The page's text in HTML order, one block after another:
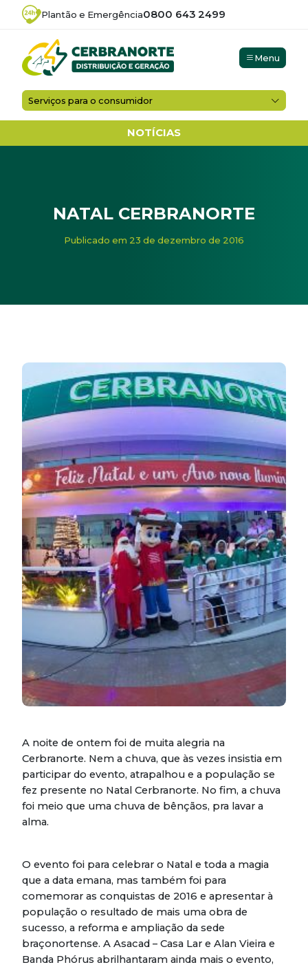
Plantão e Emergência0800 643 2499
Menu
Serviços para o consumidor
NOTÍCIAS
NATAL CERBRANORTE
Noticias / NATAL CERBRANORTE
Publicado em 23 de dezembro de 2016
A noite de ontem foi de muita alegria na
Cerbranorte. Nem a chuva, que às vezes insistia em
participar do evento, atrapalhou e a população se
fez presente no Natal Cerbranorte. No fim, a chuva
foi meio que uma chuva de bênçãos, pra lavar a
alma.
O evento foi para celebrar o Natal e toda a magia
que a data emana, mas também foi para
comemorar as conquistas de 2016 e apresentar à
população o resultado de mais uma obra de
sucesso, a reforma e ampliação da sede
braçonortense. A Asacad – Casa Lar e Alan Vieira e
Banda Phórus abrilhantaram ainda mais o evento,